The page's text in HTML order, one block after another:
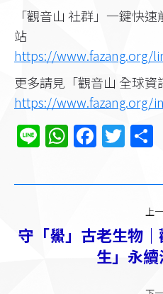
「觀音山 社群」一鍵快
站
https://www.fazang.org/
更多請見「觀音山 全球資
https://www.fazang.org/
LineWhatsApp
章
上
守「鱟」古老生物
生」永